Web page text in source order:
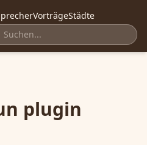
VorträgeStädte
plugin